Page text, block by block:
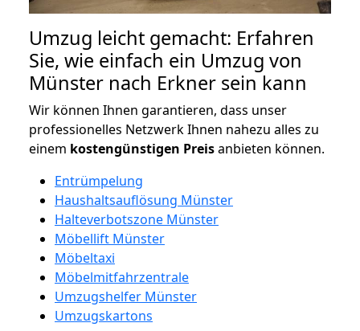
Umzug leicht gemacht: Erfahren
Sie, wie einfach ein Umzug von
Münster nach Erkner sein kann
Wir können Ihnen garantieren, dass unser
professionelles Netzwerk Ihnen nahezu alles zu
einem kostengünstigen Preisanbieten können.
Entrümpelung
Haushaltsauflösung Münster
Halteverbotszone Münster
Möbellift Münster
Möbeltaxi
Möbelmitfahrzentrale
Umzugshelfer Münster
Umzugskartons